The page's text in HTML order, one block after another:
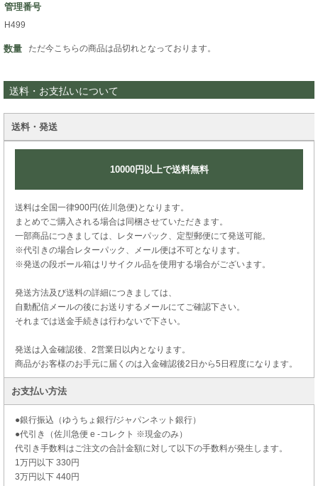
管理番号
H499
数量 ただ今こちらの商品は品切れとなっております。
送料・お支払いについて
送料・発送
10000円以上で送料無料
送料は全国一律900円(佐川急便)となります。
まとめでご購入される場合は同梱させていただきます。
一部商品につきましては、レターパック、定型郵便にて発送可能。
※代引きの場合レターパック、メール便は不可となります。
※発送の段ボール箱はリサイクル品を使用する場合がございます。
発送方法及び送料の詳細につきましては、
自動配信メールの後にお送りするメールにてご確認下さい。
それまでは送金手続きは行わないで下さい。
発送は入金確認後、2営業日以内となります。
商品がお客様のお手元に届くのは入金確認後2日から5日程度になります。
お支払い方法
●銀行振込（ゆうちょ銀行/ジャパンネット銀行）
●代引き（佐川急便 e -コレクト ※現金のみ）
代引き手数料はご注文の合計金額に対して以下の手数料が発生します。
1万円以下 330円
3万円以下 440円